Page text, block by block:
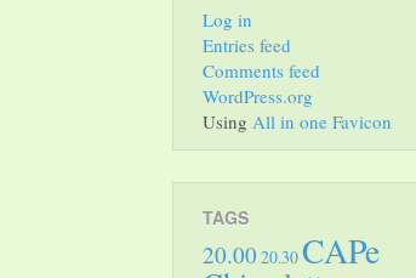
Log in
Entries feed
Comments feed
WordPress.org
Using All in one Favicon
TAGS
20.00 20.30CAPe